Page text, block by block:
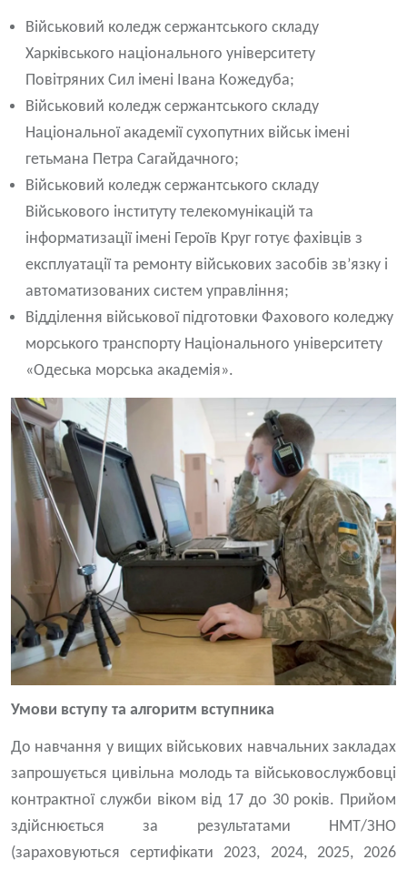
Військовий коледж сержантського складу
Харківського національного університету
Повітряних Сил імені Івана Кожедуба;
Військовий коледж сержантського складу
Національної академії сухопутних військ імені
гетьмана Петра Сагайдачного;
Військовий коледж сержантського складу
Військового інституту телекомунікацій та
інформатизації імені Героїв Круг готує фахівців з
експлуатації та ремонту військових засобів зв’язку і
автоматизованих систем управління;
Відділення військової підготовки Фахового коледжу
морського транспорту Національного університету
«Одеська морська академія».
Умови вступу та алгоритм вступника
До навчання у вищих військових навчальних закладах
запрошується цивільна молодь та військовослужбовці
контрактної служби віком від 17 до 30 років. Прийом
здійснюється за результатами НМТ/ЗНО
(зараховуються сертифікати 2023, 2024, 2025, 2026